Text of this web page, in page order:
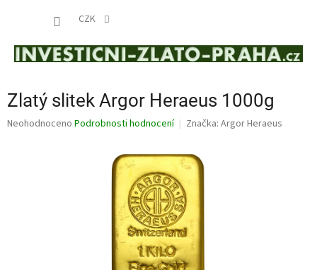
CZK
Zlatý slitek Argor Heraeus 1000g
Průměrné
Neohodnoceno Podrobnosti hodnocení Značka: Argor Heraeus